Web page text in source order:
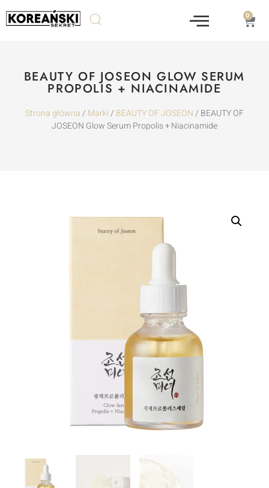
0
BEAUTY OF JOSEON GLOW SERUM
PROPOLIS + NIACINAMIDE
Strona główna/ Marki/ BEAUTY OF JOSEON/ BEAUTY OF
JOSEON Glow Serum Propolis + Niacinamide